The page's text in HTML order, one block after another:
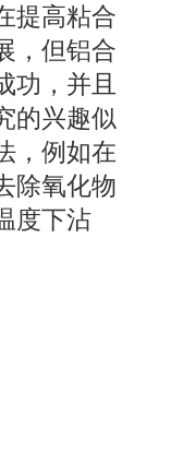
提高粘合
，但铝合
功，并且
的兴趣似
，例如在
除氧化物
度下沾